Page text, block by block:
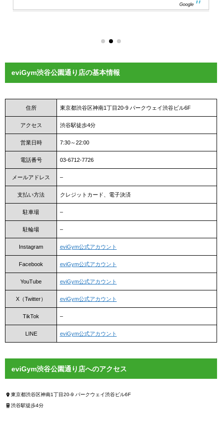
Google
eviGym渋谷公園通り店の基本情報
住所 東京都渋谷区神南1丁目20-9 パークウェイ渋谷ビル6F
アクセス 渋谷駅徒歩4分
営業日時 7:30～22:00
電話番号 03-6712-7726
メールアドレス –
支払い方法 クレジットカード、電子決済
駐車場 –
駐輪場 –
Instagram eviGym公式アカウント
Facebook eviGym公式アカウント
YouTube eviGym公式アカウント
X（Twitter） eviGym公式アカウント
TikTok –
LINE eviGym公式アカウント
eviGym渋谷公園通り店へのアクセス
東京都渋谷区神南1丁目20-9 パークウェイ渋谷ビル6F
渋谷駅徒歩4分